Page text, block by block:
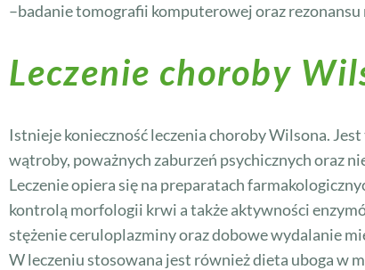
–badanie tomografii komputerowej oraz
Leczenie choroby
Istnieje konieczność leczenia choroby Wilsona.
wątroby, poważnych zaburzeń psychicznych oraz
Leczenie opiera się na preparatach
kontrolą morfologii krwi a także aktywności
stężenie ceruloplazminy oraz dobowe wydalanie
W leczeniu stosowana jest również dieta uboga w